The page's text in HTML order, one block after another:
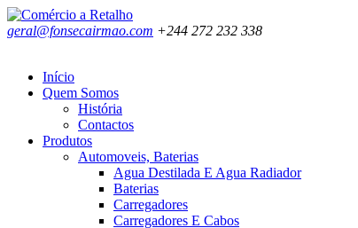
geral@fonsecairmao.com +244 272 232 338
Início
Quem Somos
História
Contactos
Produtos
Automoveis, Baterias
Agua Destilada E Agua Radiador
Baterias
Carregadores
Carregadores E Cabos